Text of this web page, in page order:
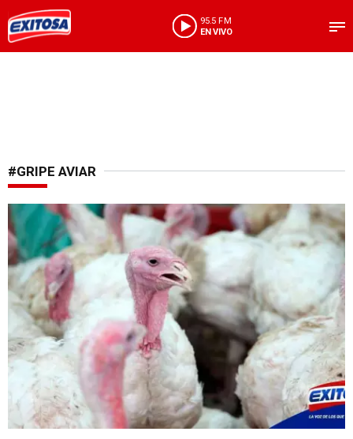
95.5 FM
EN VIVO
#GRIPE AVIAR